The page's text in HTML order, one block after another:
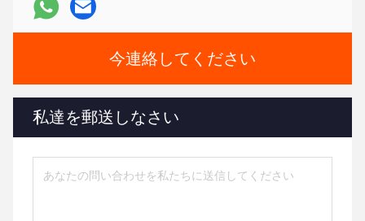
今連絡してください
私達を郵送しなさい